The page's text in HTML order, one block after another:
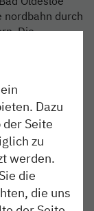
nordbahn durch
Die
des Zuges
vor
Reisende:
benannt.
Dazu
Seite
zu
werden.
die
die uns